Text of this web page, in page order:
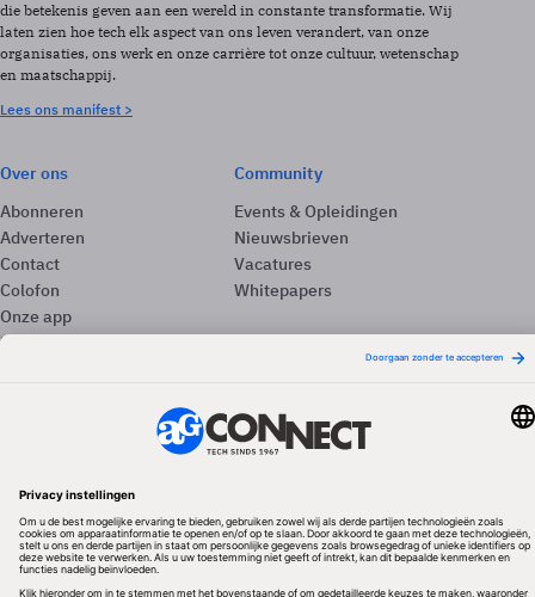
die betekenis geven aan een wereld in constante transformatie. Wij
laten zien hoe tech elk aspect van ons leven verandert, van onze
organisaties, ons werk en onze carrière tot onze cultuur, wetenschap
en maatschappij.
Lees ons manifest >
Over ons
Abonneren
Adverteren
Contact
Colofon
Onze app
Privacyinstellingen
Community
Events & Opleidingen
Nieuwsbrieven
Vacatures
Whitepapers
Redactionele partner